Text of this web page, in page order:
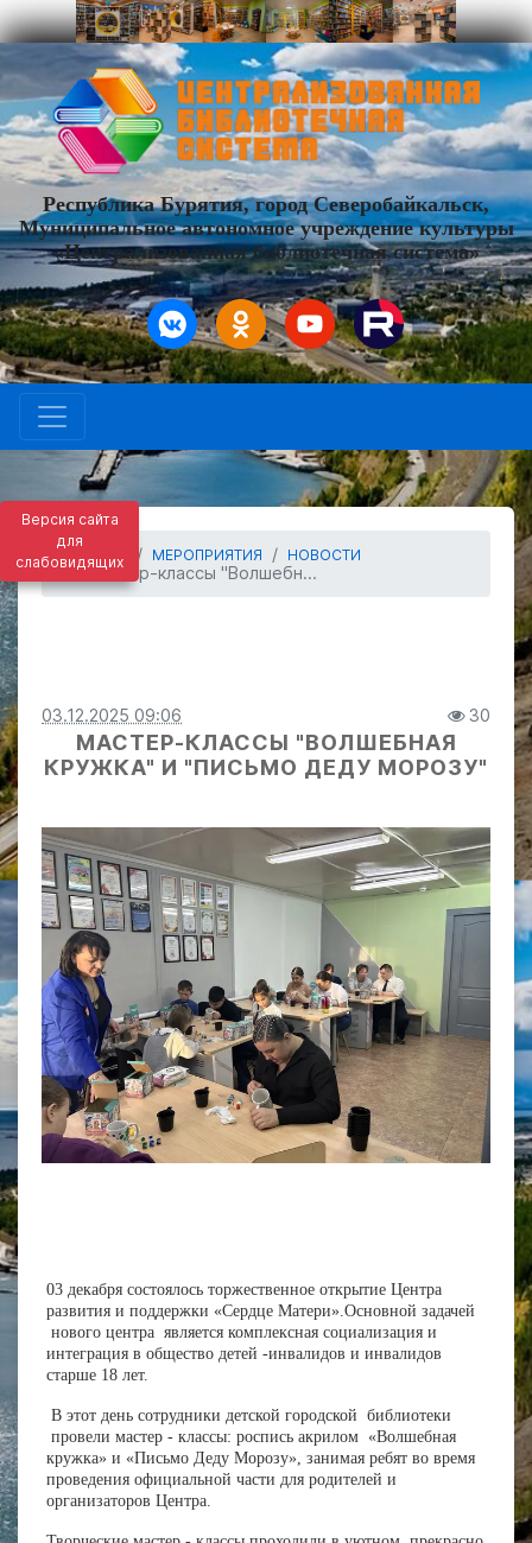
Версия сайта
для
слабовидящих
Республика Бурятия, город Северобайкальск,
Муниципальное автономное учреждение культуры
«Централизованная библиотечная система»
МЕРОПРИЯТИЯ НОВОСТИ
Мастер-классы "Волшебн...
03.12.2025 09:06 30
МАСТЕР-КЛАССЫ "ВОЛШЕБНАЯ
КРУЖКА" И "ПИСЬМО ДЕДУ МОРОЗУ"
03 декабря состоялось торжественное открытие Центра
развития и поддержки «Сердце Матери».Основной задачей
нового центра является комплексная социализация и
интеграция в общество детей -инвалидов и инвалидов
старше 18 лет.
В этот день сотрудники детской городской библиотеки
провели мастер - классы: роспись акрилом «Волшебная
кружка» и «Письмо Деду Морозу», занимая ребят во время
проведения официальной части для родителей и
организаторов Центра.